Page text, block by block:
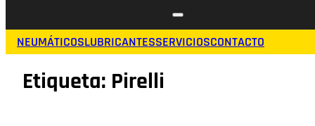
NEUMÁTICOSLUBRICANTESSERVICIOSCONTACTO
Etiqueta: Pirelli